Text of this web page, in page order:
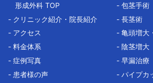
形成外科 TOP
- クリニック紹介・院長紹介
- アクセス
- 料金体系
- 症例写真
- 患者様の声
- 包茎手術
- 長茎術
- 亀頭増大
- 陰茎増大
- 早漏治療
- パイプカ